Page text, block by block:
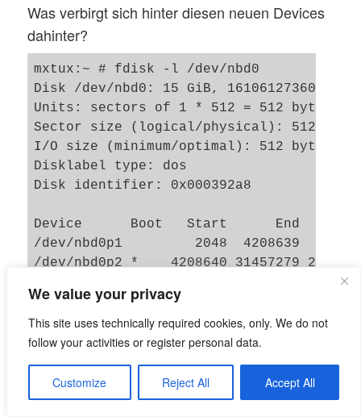
We value your privacy
This site uses technically required cookies, only. We do not
follow your activities or register personal data.
Customize Reject All Accept All
Was verbirgt sich hinter diesen neuen Devices
dahinter?
mxtux:~ # fdisk -l /dev/nbd0
Disk /dev/nbd0: 15 GiB, 16106127360
Units: sectors of 1 * 512 = 512 bytes
Sector size (logical/physical): 512
I/O size (minimum/optimal): 512 bytes /
Disklabel type: dos
Disk identifier: 0x000392a8
Device      Boot   Start      End
/dev/nbd0p1         2048  4208639
/dev/nbd0p2 *    4208640 31457279
Aha, fdisk erkennt, dass die zweite Partition
LVM nutzt. Wie kommen wir nun weiter?
“kpartx” führt uns nicht zum Ziel, da LVM
Volume Groups erst aktiviert werden müssen.